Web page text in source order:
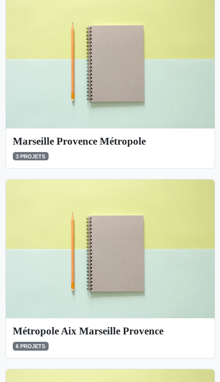
Marseille Provence Métropole
3 PROJETS
Métropole Aix Marseille Provence
6 PROJETS